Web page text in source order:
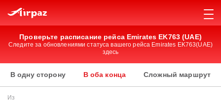
Проверьте расписание рейса Emirates EK763 (UAE)
Следите за обновлениями статуса вашего рейса Emirates EK763(UAE)
здесь
В одну сторону В оба конца Сложный маршрут
Из